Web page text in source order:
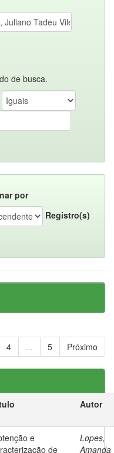
de busca.
por
Registro(s)
4 ... 5 Próximo
Autor
e
de
Lopes,
Amanda